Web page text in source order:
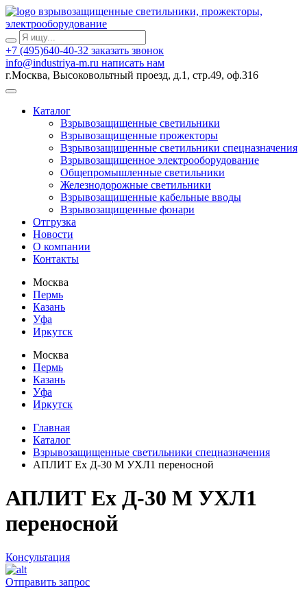
взрывозащищенные светильники, прожекторы,
электрооборудование
+7 (495)640-40-32 заказать звонок
info@industriya-m.ru написать нам
г.Москва, Высоковольтный проезд, д.1, стр.49, оф.316
Каталог
Взрывозащищенные светильники
Взрывозащищенные прожекторы
Взрывозащищенные светильники спецназначения
Взрывозащищенное электрооборудование
Общепромышленные светильники
Железнодорожные светильники
Взрывозащищенные кабельные вводы
Взрывозащищенные фонари
Отгрузка
Новости
О компании
Контакты
Москва
Пермь
Казань
Уфа
Иркутск
Москва
Пермь
Казань
Уфа
Иркутск
Главная
Каталог
Взрывозащищенные светильники спецназначения
АПЛИТ Ех Д-30 М УХЛ1 переносной
АПЛИТ Ех Д-30 М УХЛ1
переносной
Консультация
Отправить запрос